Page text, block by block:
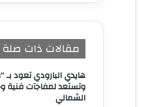
مقالات ذات صلة
هايدي البارودي تعود بـ
وتستعد لمفاجآت فنية
الشمالي